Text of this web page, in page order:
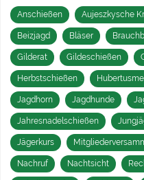
Anschießen Aujeszkysche
Beizjagd Bläser
Gilderat Gildeschießen
Herbstschießen
Jagdhorn Jagdhunde
Jahresnadelschießen
Jägerkurs
Nachruf Nachtsicht